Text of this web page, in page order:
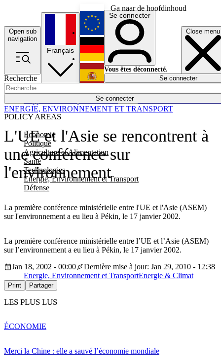
Ga naar de hoofdinhoud
Open sub
navigation
Close menu
Recherche
Se connecter
POLICY AREAS
Economie
Politique
Agriculture et Alimentation
Santé
Technologies
Energie, Environnement et Transport
Défense
Économie
Français
English
Deutsch
Español
Se connecter
Vous êtes déconnecté.
Se connecter
L'UE et l'Asie se rencontrent à
une conférence sur
l'environnement
La première conférence ministérielle entre l'UE et l'Asie (ASEM)
sur l'environnement a eu lieu à Pékin, le 17 janvier 2002.
ENERGIE, ENVIRONNEMENT ET TRANSPORT
La première conférence ministérielle entre l’UE et l’Asie (ASEM)
sur l’environnement a eu lieu à Pékin, le 17 janvier 2002.
Jan 18, 2002 - 00:00
Dernière mise à jour: Jan 29, 2010 - 12:38
Energie, Environnement et TransportEnergie & Climat
Print Partager
LES PLUS LUS
Merci la Chine : elle a sauvé l’économie mondiale
ÉCONOMIE